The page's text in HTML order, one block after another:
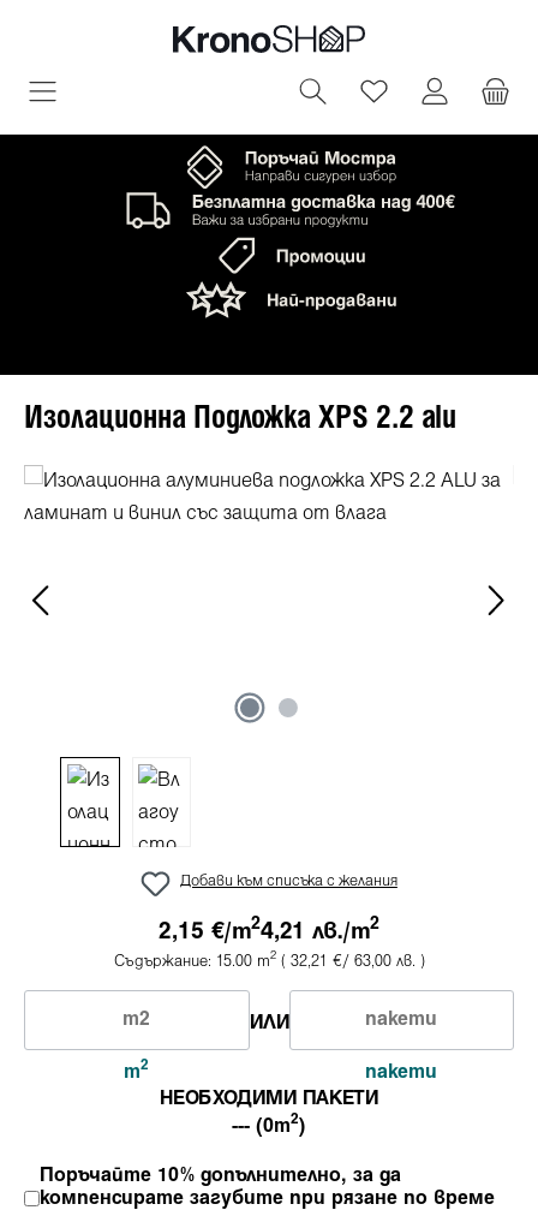
съдържание
Имате 0
Изолационна Подложка XPS 2.2 alu
Пропуснете галерия с изображения
Добави към списъка с желания
2,15 €/m24,21 лв./m2
Съдържание: 15.00 m2 ( 32,21 €/ 63,00 лв. )
m2
ИЛИ
пакети
НЕОБХОДИМИ ПАКЕТИ
--- (0m2)
Поръчайте 10% допълнително, за да
компенсирате загубите при рязане по време